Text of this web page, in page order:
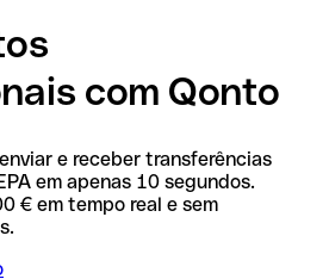
com Qonto
e receber transferências
em apenas 10 segundos.
€ em tempo real e sem